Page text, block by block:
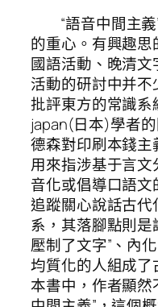
“語音中間主
的重心。有興趣
國語活動、晚清
活動的研討中并
批評東方的常識
japan(日本)學者
德森對印刷本錢
用來指涉基于言
音化或倡導口語文
追蹤關心說話古
系，其落腳點則是
壓制了文字”、內
均質化的人組成
本書中，作者顯然